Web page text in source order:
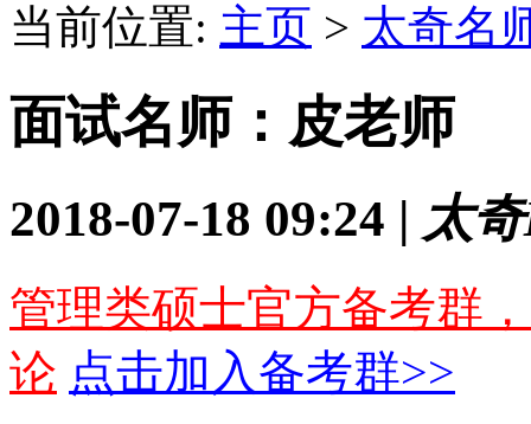
当前位置: 主页 > 太奇名
面试名师：皮老师
2018-07-18 09:24 | 太
管理类硕士官方备考群
论 点击加入备考群>>